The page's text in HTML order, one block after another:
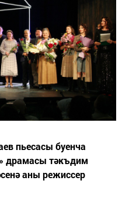
пьесасы буенча
драмасы тәкъдим
аны режиссер